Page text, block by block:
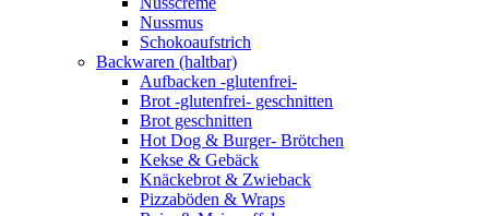
Nussmus
Schokoaufstrich
Backwaren (haltbar)
Aufbacken -glutenfrei-
Brot -glutenfrei- geschnitten
Brot geschnitten
Hot Dog & Burger- Brötchen
Kekse & Gebäck
Knäckebrot & Zwieback
Pizzaböden & Wraps